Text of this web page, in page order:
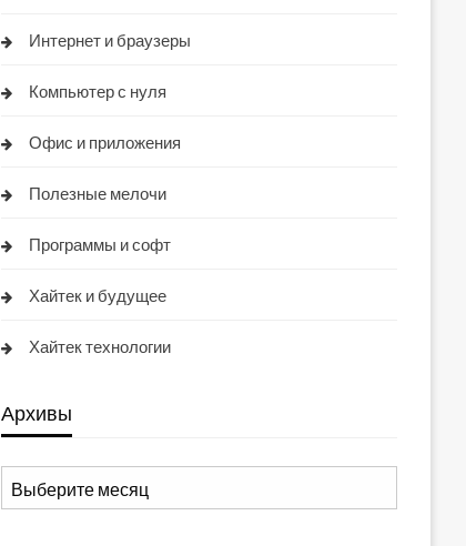
Интернет и браузеры
Компьютер с нуля
Офис и приложения
Полезные мелочи
Программы и софт
Хайтек и будущее
Хайтек технологии
Архивы
Архивы